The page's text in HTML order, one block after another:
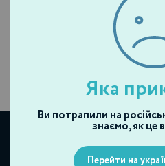
Яка
Ви потрапили на
знаємо, як це
Перейти на